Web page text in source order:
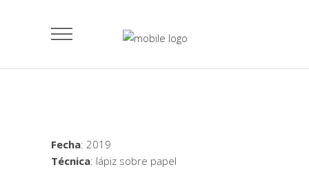
Fecha: 2019
Técnica: lápiz sobre papel